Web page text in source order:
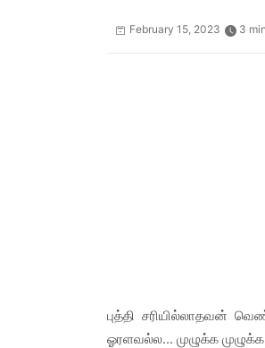
February 15, 2023 3
புத்தி சரியில்லாதவன்
ஓரளவல்ல... முழுக்க